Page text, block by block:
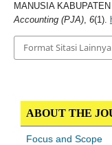
MANUSIA
Accounting (PJA), 6(1).
Format Sitasi Lainnya
ABOUT THE
Focus and Scope